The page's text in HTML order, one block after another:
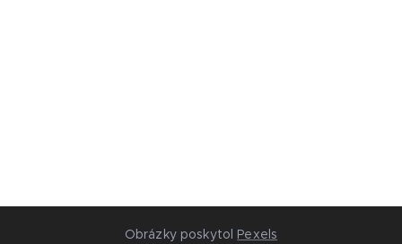
Obrázky poskytol Pexels